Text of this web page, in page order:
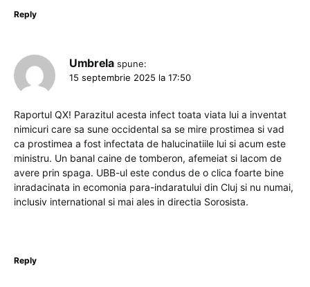
Reply
Umbrela spune:
15 septembrie 2025 la 17:50
Raportul QX! Parazitul acesta infect toata viata lui a inventat
nimicuri care sa sune occidental sa se mire prostimea si vad
ca prostimea a fost infectata de halucinatiile lui si acum este
ministru. Un banal caine de tomberon, afemeiat si lacom de
avere prin spaga. UBB-ul este condus de o clica foarte bine
inradacinata in ecomonia para-indaratului din Cluj si nu numai,
inclusiv international si mai ales in directia Sorosista.
Reply